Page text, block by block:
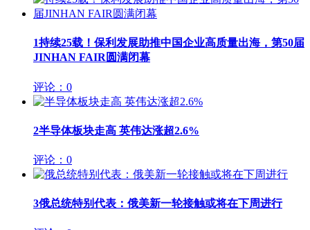
1持续25载！保利发展助推中国企业高质量出海，第50届
JINHAN FAIR圆满闭幕
评论：0
2半导体板块走高 英伟达涨超2.6%
评论：0
3俄总统特别代表：俄美新一轮接触或将在下周进行